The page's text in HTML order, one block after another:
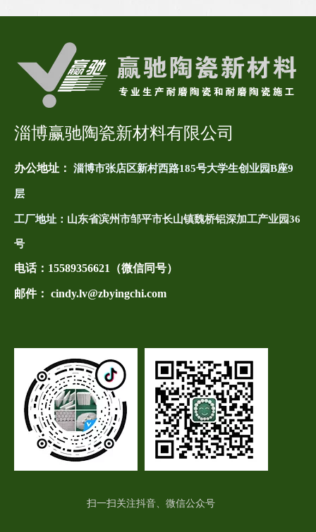
淄博赢驰陶瓷新材料有限公司
办公地址： 淄博市张店区新村西路185号大学生创业园B座9
层
工厂地址： 山东省滨州市邹平市长山镇魏桥铝深加工产业园36
号
电话： 15589356621（微信同号）
邮件： cindy.lv@zbyingchi.com
扫一扫关注抖音、微信公众号